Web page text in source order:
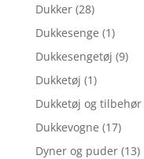
Dukker (28)
Dukkesenge (1)
Dukkesengetøj (9)
Dukketøj (1)
Dukketøj og tilbehør
Dukkevogne (17)
Dyner og puder (13)